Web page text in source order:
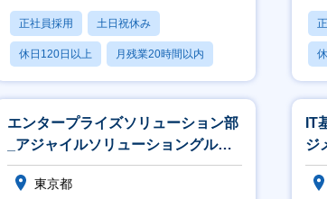
正社員採用 土日祝休み
休日120日以上 月残業20時間以内
賞与あり
エンタープライズソリューション部
_アジャイルソリューショングルー
プ_エンジニア
東京都
IT
ジ
イ